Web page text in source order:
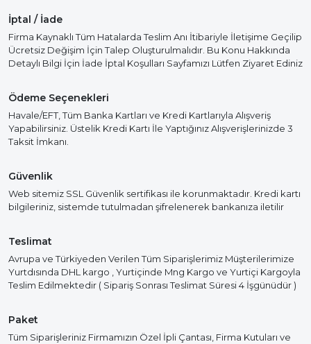
İptal / İade
Firma Kaynaklı Tüm Hatalarda Teslim Anı İtibariyle İletişime Geçilip
Ücretsiz Değişim İçin Talep Oluşturulmalıdır. Bu Konu Hakkında
Detaylı Bilgi İçin İade İptal Koşulları Sayfamızı Lütfen Ziyaret Ediniz
Ödeme Seçenekleri
Havale/EFT, Tüm Banka Kartları ve Kredi Kartlarıyla Alışveriş
Yapabilirsiniz. Üstelik Kredi Kartı İle Yaptığınız Alışverişlerinizde 3
Taksit İmkanı.
Güvenlik
Web sitemiz SSL Güvenlik sertifikası ile korunmaktadır. Kredi kartı
bilgileriniz, sistemde tutulmadan şifrelenerek bankanıza iletilir
Teslimat
Avrupa ve Türkiyeden Verilen Tüm Siparişlerimiz Müşterilerimize
Yurtdısında DHL kargo , Yurtiçinde Mng Kargo ve Yurtiçi Kargoyla
Teslim Edilmektedir ( Sipariş Sonrası Teslimat Süresi 4 İşgünüdür )
Paket
Tüm Siparişleriniz Firmamızın Özel İpli Çantası, Firma Kutuları ve